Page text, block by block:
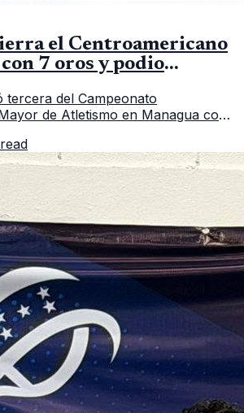
el Centroamericano
7 oros y podio
tercera del Campeonato
de Atletismo en Managua con